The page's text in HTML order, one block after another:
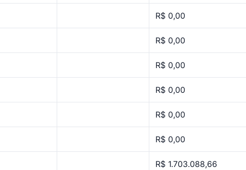
R$ 0,00
R$ 0,00
R$ 0,00
R$ 0,00
R$ 0,00
R$ 0,00
R$ 1.703.088,66